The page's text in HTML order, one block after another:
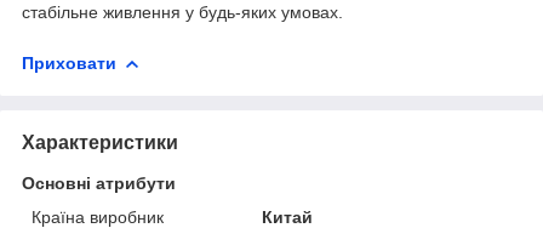
стабільне живлення у будь-яких умовах.
Приховати
Характеристики
Основні атрибути
Країна виробник
Китай